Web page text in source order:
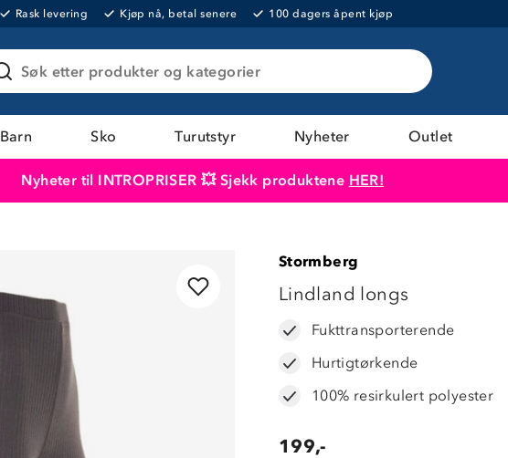
Rask levering Kjøp nå, betal senere 100 dagers åpent kjøp
Søk etter produkter og kategorier
Barn Sko Turutstyr Nyheter Outlet
Nyheter til INTROPRISER 💥 Sjekk produktene HER!
Stormberg
Lindland longs
Fukttransporterende
Hurtigtørkende
100% resirkulert polyester
199,-